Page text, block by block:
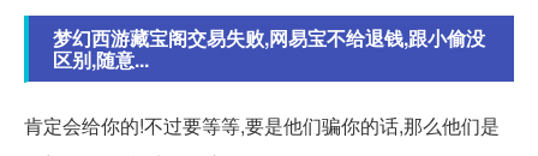
梦幻西游藏宝阁交易失败,网易宝不给退钱,跟小偷没
区别,随意...
肯定会给你的!不过要等等,要是他们骗你的话,那么他们是